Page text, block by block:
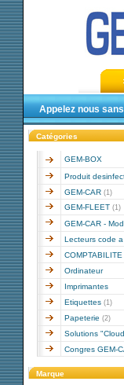
Appelez nous
Catégories
GEM-BOX
Produit
GEM-CAR (1)
GEM-FLEET (1)
GEM-CAR -
Lecteurs code
COMPTABILITE
Ordinateur
Imprimantes
Etiquettes (1)
Papeterie (2)
Solutions
Congres GEM-
Marque